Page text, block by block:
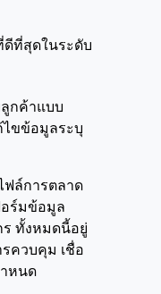
ที่สุดในระดับ
กค้าแบบ
ไขข้อมูลระบุ
ฟล์การตลาด
ร์มข้อมูล
ทั้งหมดนี้อยู่
ควบคุม เชื่อ
หนด